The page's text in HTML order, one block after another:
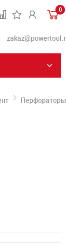
0
Перфораторы